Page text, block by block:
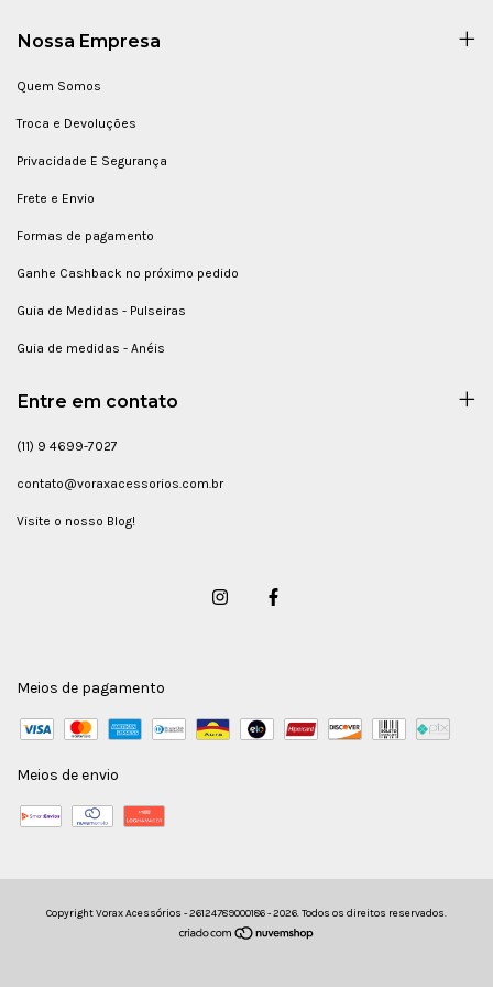
Nossa Empresa
Quem Somos
Troca e Devoluções
Privacidade E Segurança
Frete e Envio
Formas de pagamento
Ganhe Cashback no próximo pedido
Guia de Medidas - Pulseiras
Guia de medidas - Anéis
Entre em contato
(11) 9 4699-7027
contato@voraxacessorios.com.br
Visite o nosso Blog!
Meios de pagamento
Meios de envio
Copyright Vorax Acessórios - 26124789000186 - 2026. Todos os direitos reservados.